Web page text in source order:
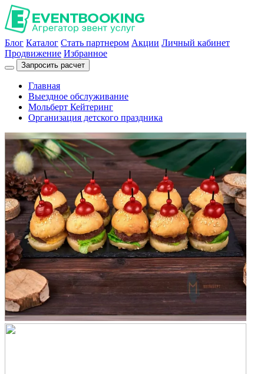
Блог Каталог Стать партнером Акции Личный кабинет
Продвижение Избранное
Запросить расчет
Главная
Выездное обслуживание
Мольберт Кейтеринг
Организация детского праздника